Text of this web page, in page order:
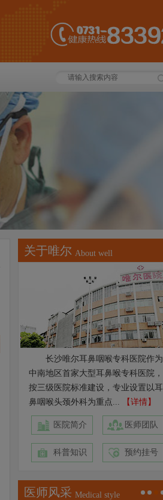
关于唯尔 About well
长沙唯尔耳鼻咽喉专科医院作为
中南地区首家大型耳鼻喉专科医院，
按三级医院标准建设，专业设置以耳
鼻咽喉头颈外科为重点...
【详情】
医院简介 医师团队
科普知识 预约挂号
医师风采 Medical style